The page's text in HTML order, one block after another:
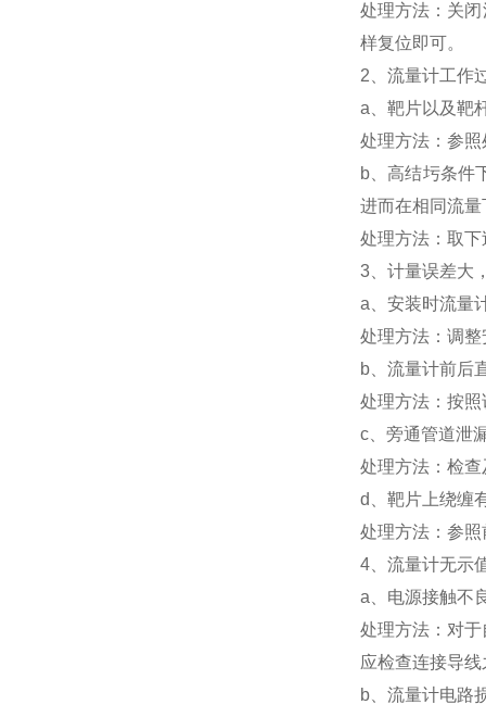
处理方法：关
样复位即可。
2、流量计工作
a、靶片以及靶
处理方法：参
b、高结圬条件
进而在相同流
处理方法：取
3、计量误差大
a、安装时流量
处理方法：调
b、流量计前后
处理方法：按
c、旁通管道泄
处理方法：检
d、靶片上绕缠
处理方法：参
4、流量计无示
a、电源接触不
处理方法：对
应检查连接导
b、流量计电路